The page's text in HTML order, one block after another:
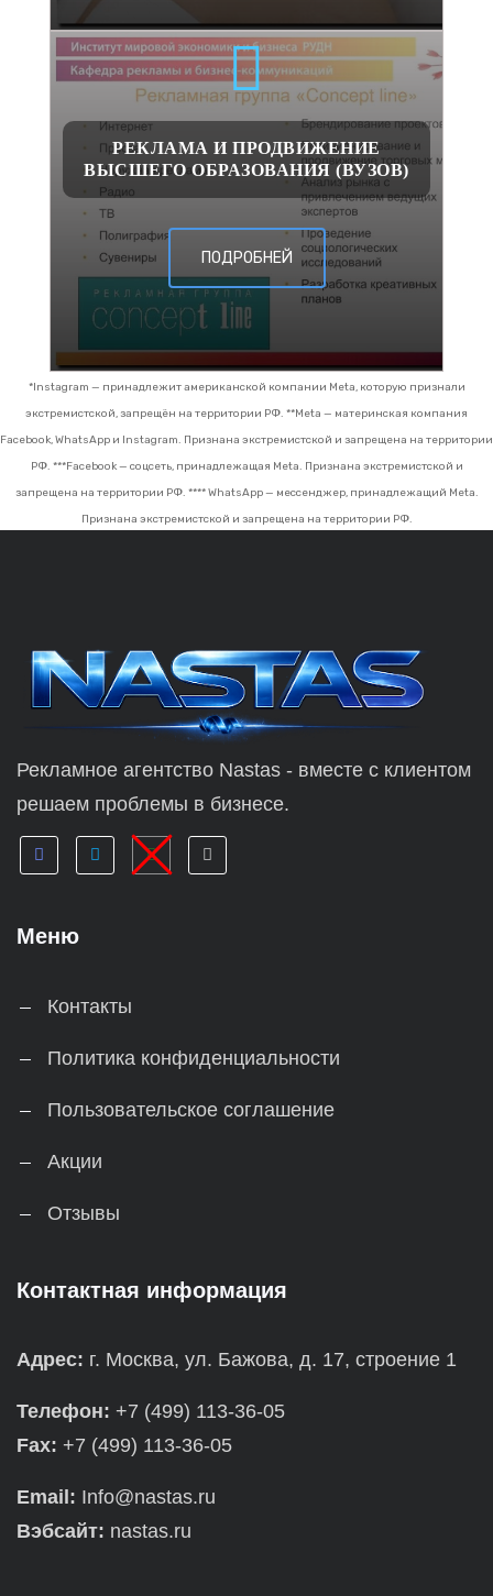
РЕКЛАМА И ПРОДВИЖЕНИЕ
ВЫСШЕГО ОБРАЗОВАНИЯ (ВУЗОВ)
ПОДРОБНЕЙ
*Instagram — принадлежит американской компании Meta, которую признали
экстремистской, запрещён на территории РФ. **Meta — материнская компания
Facebook, WhatsApp и Instagram. Признана экстремистской и запрещена на территории
РФ. ***Facebook — соцсеть, принадлежащая Meta. Признана экстремистской и
запрещена на территории РФ. **** WhatsApp — мессенджер, принадлежащий Meta.
Признана экстремистской и запрещена на территории РФ.
Рекламное агентство Nastas - вместе с клиентом
решаем проблемы в бизнесе.
Меню
Контакты
Политика конфиденциальности
Пользовательское соглашение
Акции
Отзывы
Контактная информация
Адрес: г. Москва, ул. Бажова, д. 17, строение 1
Телефон: +7 (499) 113-36-05
Fax: +7 (499) 113-36-05
Email: Info@nastas.ru
Вэбсайт: nastas.ru